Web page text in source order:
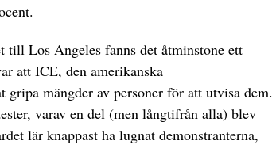
till Los Angeles fanns det åtminstone ett
att ICE, den amerikanska
mängder av personer för att utvisa dem.
varav en del (men långtifrån alla) blev
lär knappast ha lugnat demonstranterna,